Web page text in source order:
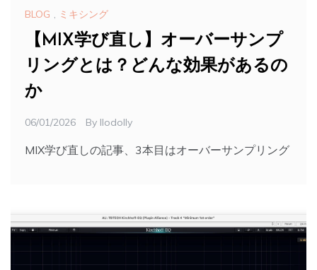
BLOG , ミキシング
【MIX学び直し】オーバーサンプ
リングとは？どんな効果があるの
か
06/01/2026 By Ilodolly
MIX学び直しの記事、3本目はオーバーサンプリング